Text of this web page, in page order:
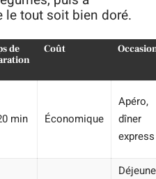
le tout soit bien doré.
de
Coût
min Économique
Apéro,
dîner
express